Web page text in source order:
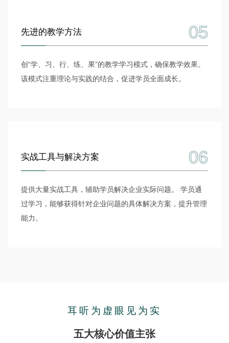
先进的教学方法 05
创“学、习、行、练、果”的教学学习模式，确保教学效果。
该模式注重理论与实践的结合，促进学员全面成长。
实战工具与解决方案 06
提供大量实战工具，辅助学员解决企业实际问题。 学员通
过学习，能够获得针对企业问题的具体解决方案，提升管理
能力。
耳听为虚眼见为实
五大核心价值主张